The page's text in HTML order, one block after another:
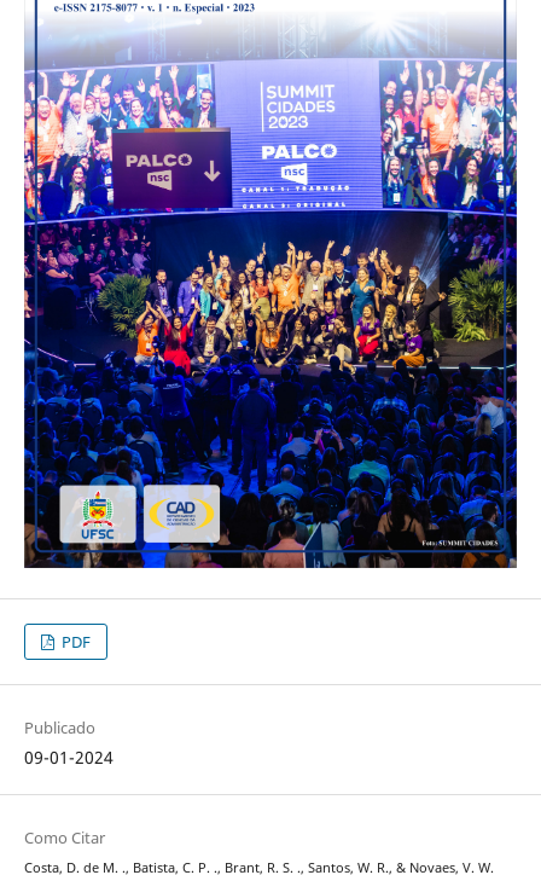
PDF
Publicado
09-01-2024
Como Citar
Costa, D. de M. ., Batista, C. P. ., Brant, R. S. ., Santos, W. R., & Novaes, V. W.